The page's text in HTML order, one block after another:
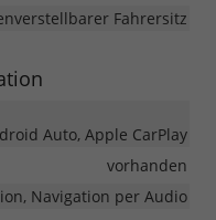
Fahrersitz
Auto, Apple CarPlay
vorhanden
Navigation per Audio